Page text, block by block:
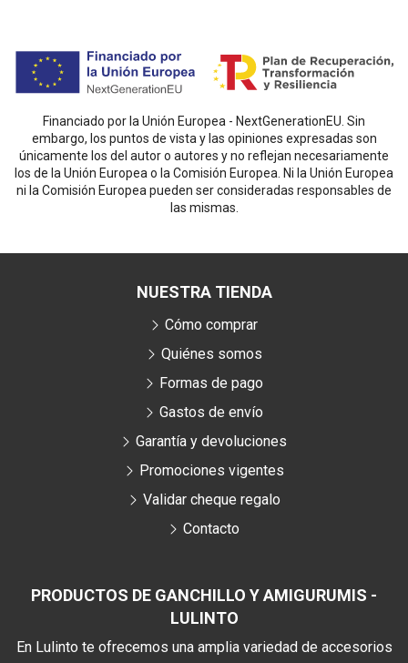
Financiado por la Unión Europea - NextGenerationEU. Sin
embargo, los puntos de vista y las opiniones expresadas son
únicamente los del autor o autores y no reflejan necesariamente
los de la Unión Europea o la Comisión Europea. Ni la Unión Europea
ni la Comisión Europea pueden ser consideradas responsables de
las mismas.
PRODUCTOS DE GANCHILLO Y AMIGURUMIS -
LULINTO
En Lulinto te ofrecemos una amplia variedad de accesorios
NUESTRA TIENDA
Cómo comprar
Quiénes somos
Formas de pago
Gastos de envío
Garantía y devoluciones
Promociones vigentes
Validar cheque regalo
Contacto